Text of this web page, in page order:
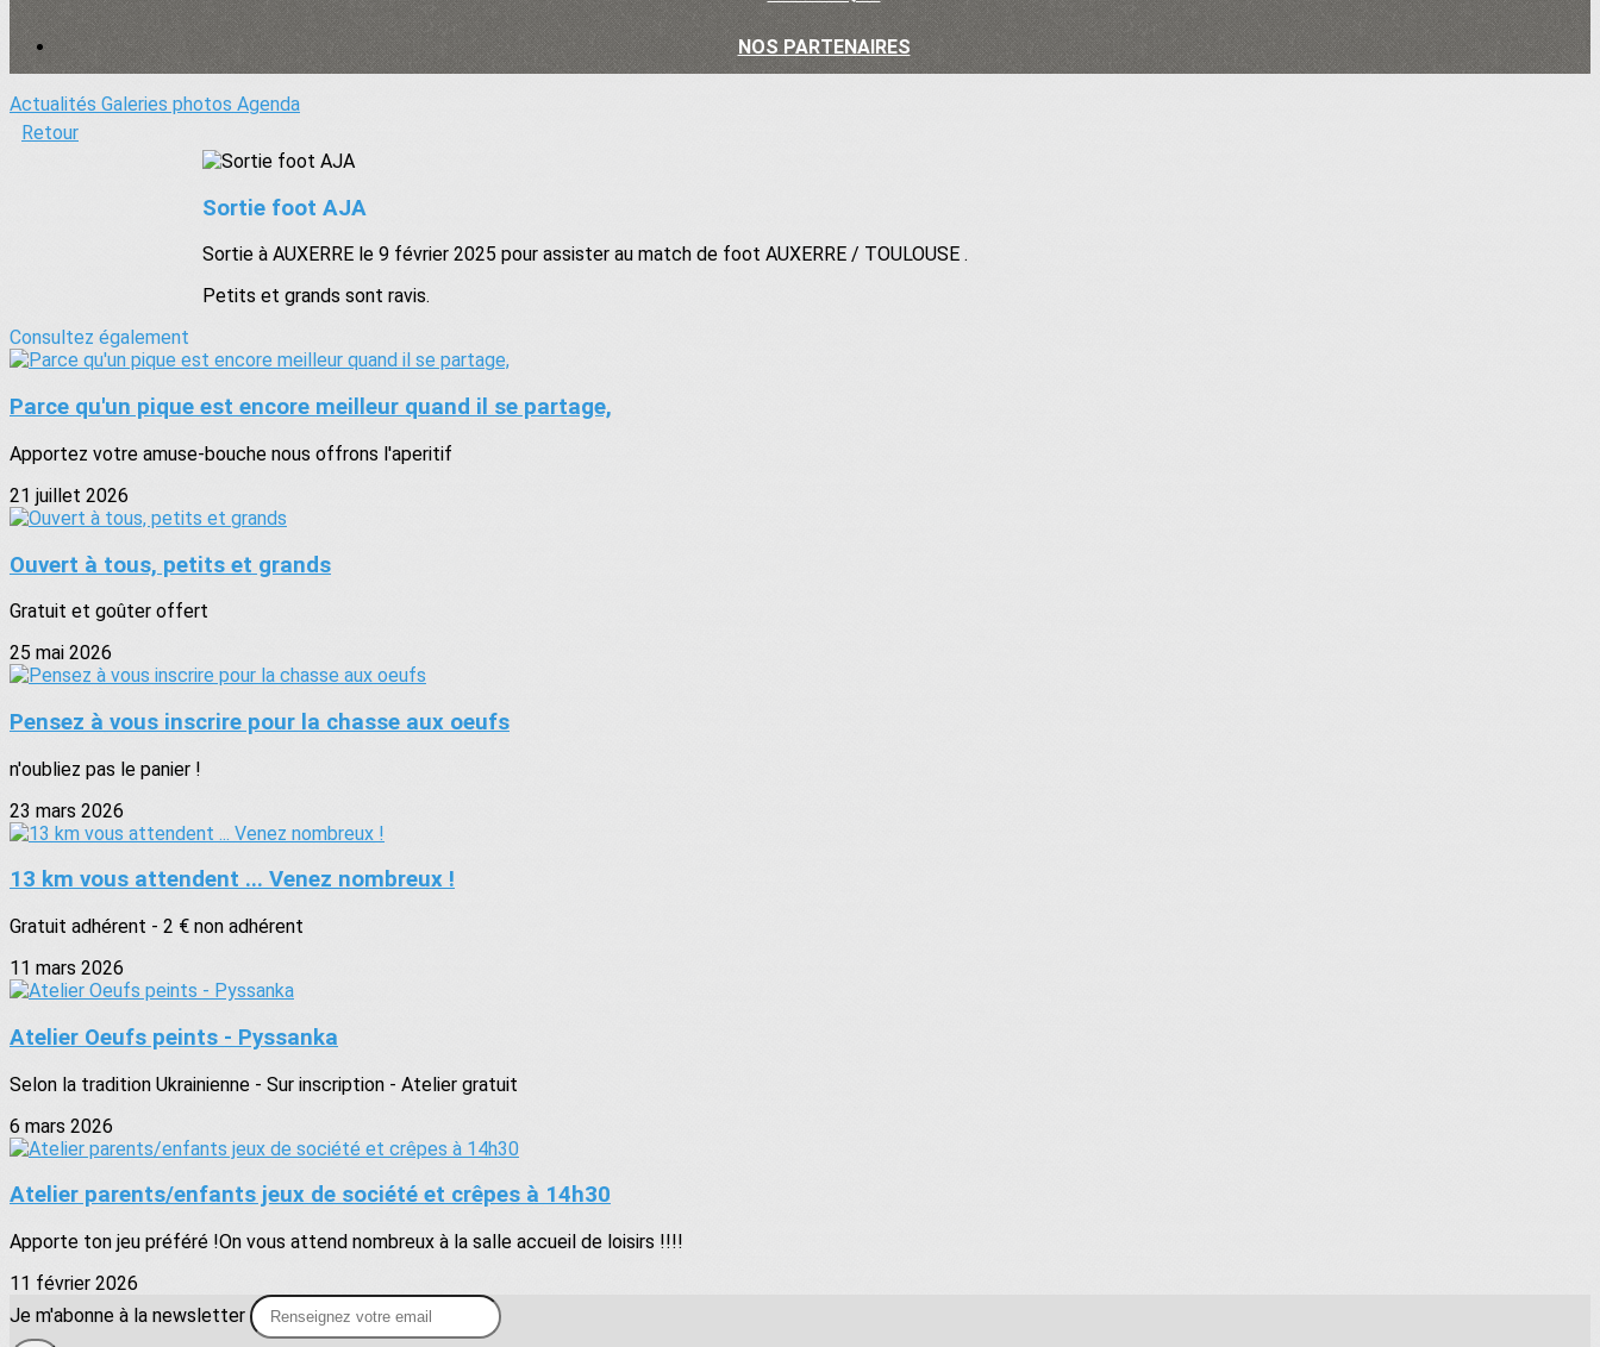
NOS PARTENAIRES
Actualités Galeries photos Agenda
Retour
Sortie foot AJA
Sortie à AUXERRE le 9 février 2025 pour assister au match de foot AUXERRE / TOULOUSE .
Petits et grands sont ravis.
Consultez également
Parce qu'un pique est encore meilleur quand il se partage,
Apportez votre amuse-bouche nous offrons l'aperitif
21 juillet 2026
Ouvert à tous, petits et grands
Gratuit et goûter offert
25 mai 2026
Pensez à vous inscrire pour la chasse aux oeufs
n'oubliez pas le panier !
23 mars 2026
13 km vous attendent ... Venez nombreux !
Gratuit adhérent - 2 € non adhérent
11 mars 2026
Atelier Oeufs peints - Pyssanka
Selon la tradition Ukrainienne - Sur inscription - Atelier gratuit
6 mars 2026
Atelier parents/enfants jeux de société et crêpes à 14h30
Apporte ton jeu préféré !On vous attend nombreux à la salle accueil de loisirs !!!!
11 février 2026
Je m'abonne à la newsletter